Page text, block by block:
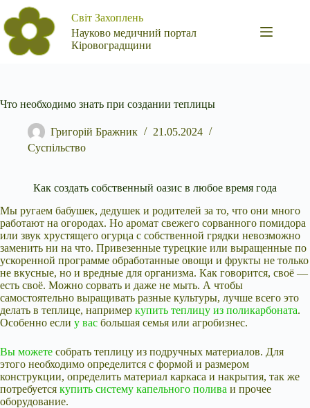
Перейти
до
вмісту
Світ Захоплень
Науково медичний портал
Кіровоградщини
Что необходимо знать при создании теплицы
Григорій Бражник
21.05.2024
Суспільство
Как создать собственный оазис в любое время года
Мы ругаем бабушек, дедушек и родителей за то, что они много
работают на огородах. Но аромат свежего сорванного помидора
или звук хрустящего огурца с собственной грядки невозможно
заменить ни на что. Привезенные турецкие или выращенные по
ускоренной программе обработанные овощи и фрукты не только
не вкусные, но и вредные для организма. Как говорится, своё —
есть своё. Можно сорвать и даже не мыть. А чтобы
самостоятельно выращивать разные культуры, лучше всего это
делать в теплице, например купить теплицу из поликарбоната.
Особенно если у вас большая семья или агробизнес.
Вы можете собрать теплицу из подручных материалов. Для
этого необходимо определится с формой и размером
конструкции, определить материал каркаса и накрытия, так же
потребуется купить систему капельного полива и прочее
оборудование.